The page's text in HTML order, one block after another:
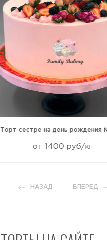
Торт сестре на день рождения
от 1400 руб/кг
НАЗАД ВПЕРЕД